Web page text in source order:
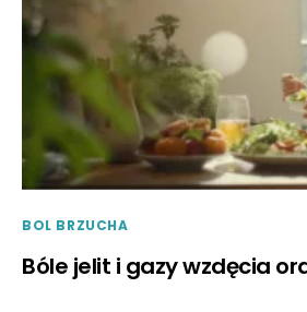
BOL BRZUCHA
Bóle jelit i gazy wzdęcia